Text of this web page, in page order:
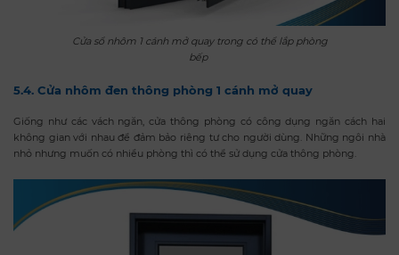
Cửa sổ nhôm 1 cánh mở quay trong có thể lắp phòng
bếp
5.4. Cửa nhôm đen thông phòng 1 cánh mở quay
Giống như các vách ngăn, cửa thông phòng có công dụng ngăn cách hai
không gian với nhau để đảm bảo riêng tư cho người dùng. Những ngôi nhà
nhỏ nhưng muốn có nhiều phòng thì có thể sử dụng cửa thông phòng.